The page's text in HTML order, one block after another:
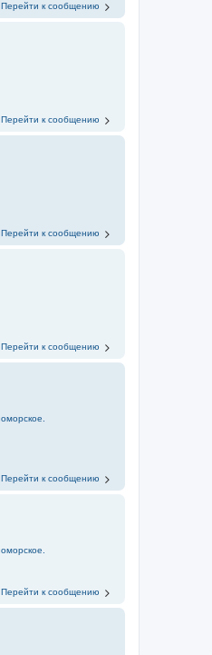
Перейти к сообщению
Перейти к сообщению
Перейти к сообщению
Перейти к сообщению
Перейти к сообщению
Перейти к сообщению